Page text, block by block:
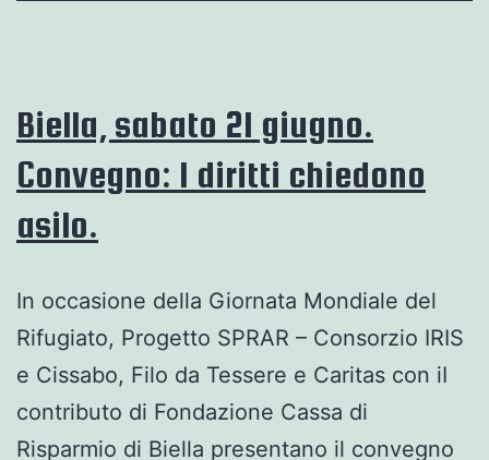
Biella, sabato 21 giugno.
Convegno: I diritti chiedono
asilo.
In occasione della Giornata Mondiale del
Rifugiato, Progetto SPRAR – Consorzio IRIS
e Cissabo, Filo da Tessere e Caritas con iI
contributo di Fondazione Cassa di
Risparmio di Biella presentano il convegno